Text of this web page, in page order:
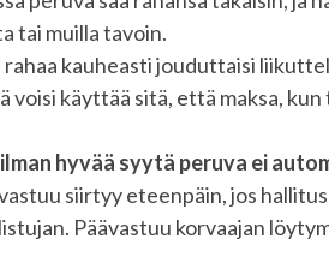
tai muilla tavoin.
kauheasti jouduttaisi
voisi käyttää sitä, että maksa,
hyvää syytä peruva ei
siirtyy eteenpäin, jos
Päävastuu korvaajan